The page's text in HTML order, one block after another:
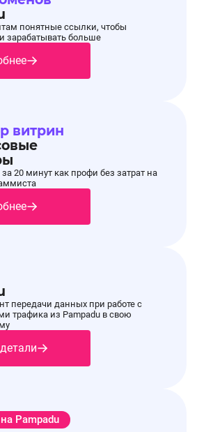
понятные ссылки, чтобы
зарабатывать больше
витрин
20 минут как профи без затрат на
передачи данных при работе с
трафика из Pampadu в свою
Pampadu